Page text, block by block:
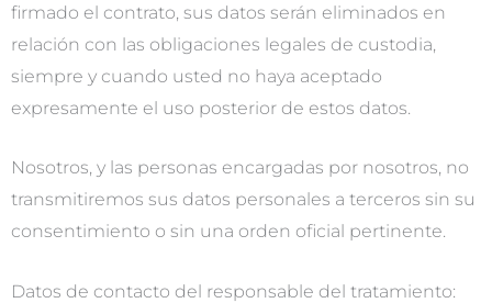
firmado el contrato, sus datos serán eliminados en
relación con las obligaciones legales de custodia,
siempre y cuando usted no haya aceptado
expresamente el uso posterior de estos datos.
Nosotros, y las personas encargadas por nosotros, no
transmitiremos sus datos personales a terceros sin su
consentimiento o sin una orden oficial pertinente.
Datos de contacto del responsable del tratamiento: